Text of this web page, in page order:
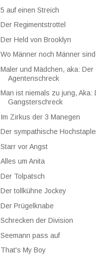
5 auf einen Streich
Der Regimentstrottel
Der Held von Brooklyn
Wo Männer noch Männer sind
Maler und Mädchen, aka: Der
Agentenschreck
Man ist niemals zu jung, Aka:
Gangsterschreck
Im Zirkus der 3 Manegen
Der sympathische
Starr vor Angst
Alles um Anita
Der Tolpatsch
Der tollkühne Jockey
Der Prügelknabe
Schrecken der Division
Seemann pass auf
That's My Boy